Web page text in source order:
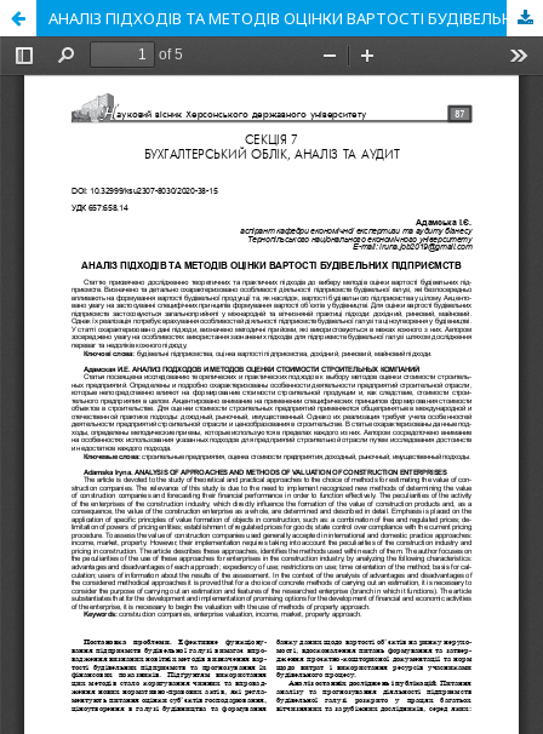
АНАЛІЗ ПІДХОДІВ ТА МЕТОДІВ ОЦІНКИ ВАРТОСТІ БУДІВЕЛЬНИХ ПІДПРИЄМСТВ